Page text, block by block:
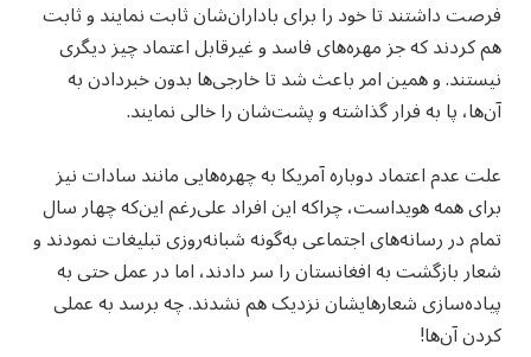
فرصت داشتند تا خود را برای باداران‌شان ثابت نمایند و ثابت
هم کردند که جز مهره‌های فاسد و غیرقابل اعتماد چیز دیگری
نیستند. و همین امر باعث شد تا خارجی‌ها بدون خبردادن به
آن‌ها، پا به فرار گذاشته و پشت‌شان را خالی نمایند.
علت عدم اعتماد دوباره آمریکا به چهره‌هایی مانند سادات نیز
برای همه هویداست، چراکه این افراد علی‌رغم این‌که چهار سال
تمام در رسانه‌های اجتماعی به‌گونه شبانه‌روزی تبلیغات نمودند و
شعار بازگشت به افغانستان را سر دادند، اما در عمل حتی به
پیاده‌سازی شعارهایشان نزدیک هم نشدند. چه برسد به عملی
کردن آن‌ها!